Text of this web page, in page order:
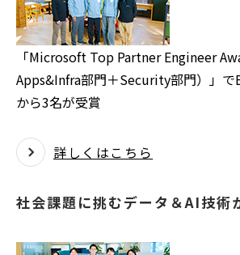
「Microsoft Top Partner Engineer
Apps&Infra部門＋Security部門）」で
から3名が受賞
詳しくはこちら
社会課題に挑むデータ＆AI技術